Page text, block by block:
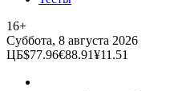
16+
Суббота, 8 августа 2026
ЦБ$77.96€88.91¥11.51